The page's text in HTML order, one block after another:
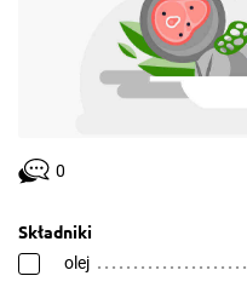
0
Składniki
olej